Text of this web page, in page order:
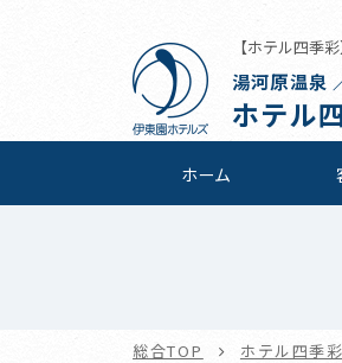
【ホテル四季
湯河原温泉
ホテル
ホーム
総合TOP ホテル四季